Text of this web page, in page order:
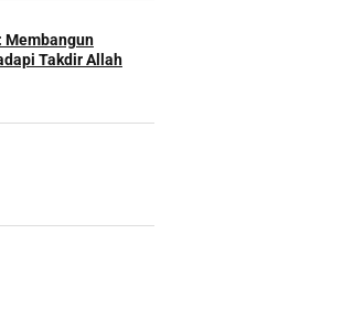
Membangun
Takdir Allah